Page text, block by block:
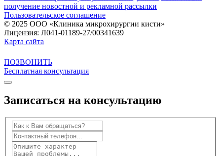
получение новостной и рекламной рассылки
Пользовательское соглашение
© 2025 ООО «Клиника микрохирургии кисти»
Лицензия: Л041-01189-27/00341639
Карта сайта
ПОЗВОНИТЬ
Бесплатная консультация
Записаться на консультацию